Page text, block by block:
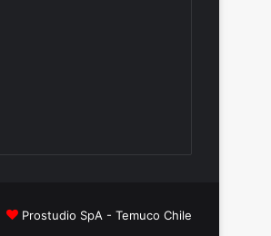
Prostudio SpA - Temuco Chile